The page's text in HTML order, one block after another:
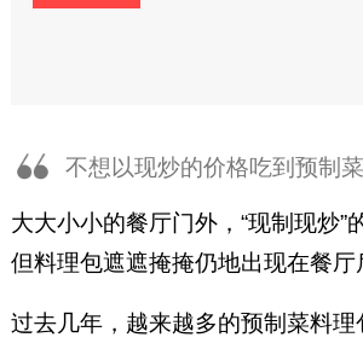
长期的价值。
不想以现炒的价格吃到预制菜
大大小小的餐厅门外，“现制现炒”
但料理包遮遮掩掩仍地出现在餐厅
过去几年，越来越多的预制菜料